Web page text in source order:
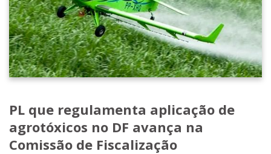
PL que regulamenta aplicação de
agrotóxicos no DF avança na
Comissão de Fiscalização